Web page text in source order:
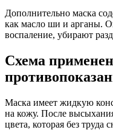
Дополнительно маска
как масло ши и арганы.
воспаление, убирают
Схема
Маска имеет жидкую
на кожу. После
цвета, которая без труда